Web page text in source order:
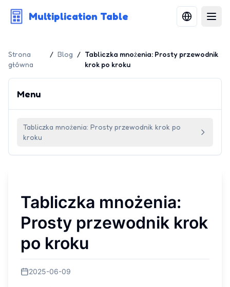
Multiplication Table
Strona
główna
/ Blog / Tabliczka mnożenia: Prosty przewodnik
krok po kroku
Menu
Tabliczka mnożenia: Prosty przewodnik krok po
kroku
Tabliczka mnożenia:
Prosty przewodnik krok
po kroku
2025-06-09